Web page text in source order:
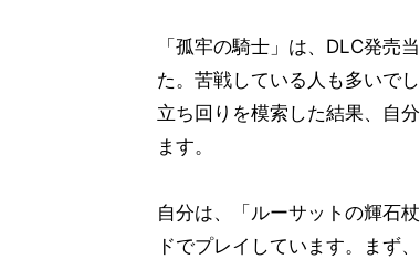
「孤牢の騎士」は、DLC発売
た。苦戦している人も多いで
立ち回りを模索した結果、自
ます。
自分は、「ルーサットの輝石
ドでプレイしています。まず